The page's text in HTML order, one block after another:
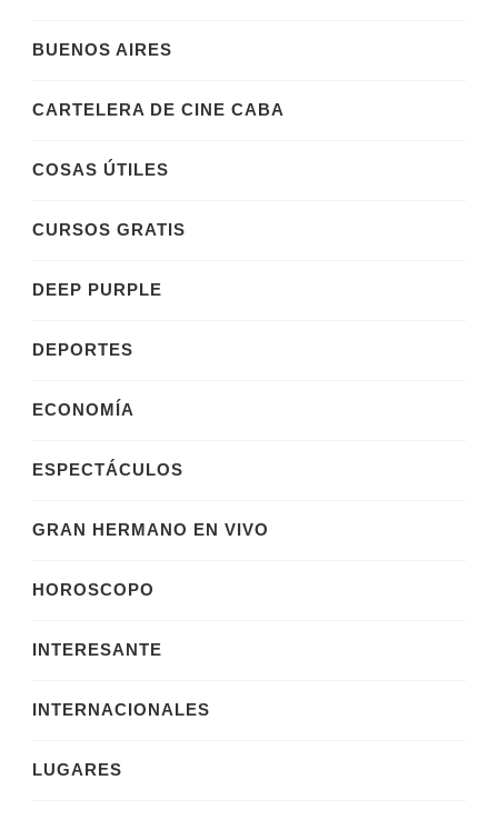
BUENOS AIRES
CARTELERA DE CINE CABA
COSAS ÚTILES
CURSOS GRATIS
DEEP PURPLE
DEPORTES
ECONOMÍA
ESPECTÁCULOS
GRAN HERMANO EN VIVO
HOROSCOPO
INTERESANTE
INTERNACIONALES
LUGARES